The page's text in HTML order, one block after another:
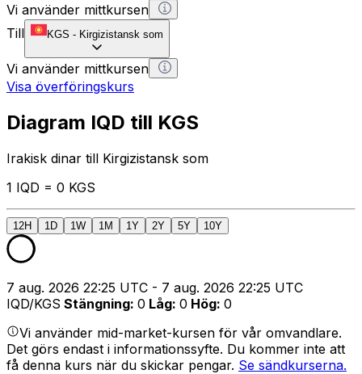
Vi använder mittkursen
Till
KGS - Kirgizistansk som
Vi använder mittkursen
Visa överföringskurs
Diagram IQD till KGS
Irakisk dinar till Kirgizistansk som
1 IQD = 0 KGS
12H 1D 1W 1M 1Y 2Y 5Y 10Y
7 aug. 2026 22:25 UTC - 7 aug. 2026 22:25 UTC
IQD/KGS Stängning: 0 Låg: 0 Hög: 0
Vi använder mid-market-kursen för vår omvandlare.
Det görs endast i informationssyfte. Du kommer inte att
få denna kurs när du skickar pengar. Se sändkurserna.